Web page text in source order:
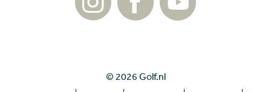
© 2026 Golf.nl